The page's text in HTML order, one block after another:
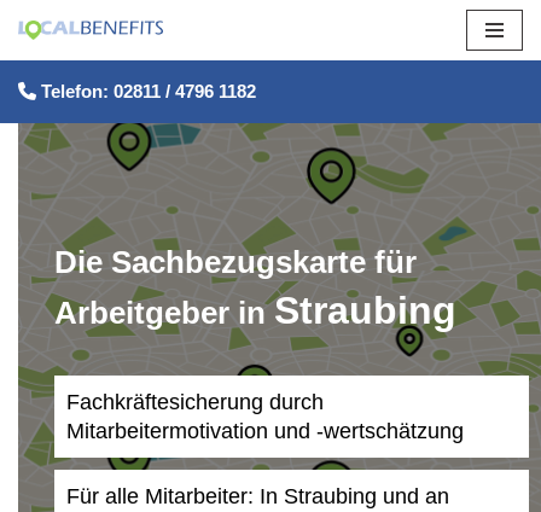
Zum
Inhalt
springen
Telefon: 02811 / 4796 1182
Die Sachbezugskarte für
Arbeitgeber inStraubing
Fachkräftesicherung durch
Mitarbeitermotivation und -wertschätzung
Für alle Mitarbeiter: In Straubing und an